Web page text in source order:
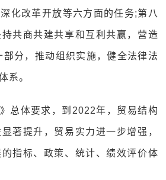
化改革开放等六方面的任务;第八
共商共建共享和互利共赢，营造
部分，推动组织实施，健全法律法
系。
总体要求，到2022年，贸易结构
著提升，贸易实力进一步增强，
指标、政策、统计、绩效评价体